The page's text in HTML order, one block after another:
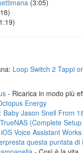
(3:05)
Loop Switch 2 Tappi
- Ricarica in modo più
Energy
Baby Jason Snell From
(Complete
Voice Assistant
questa puntata di